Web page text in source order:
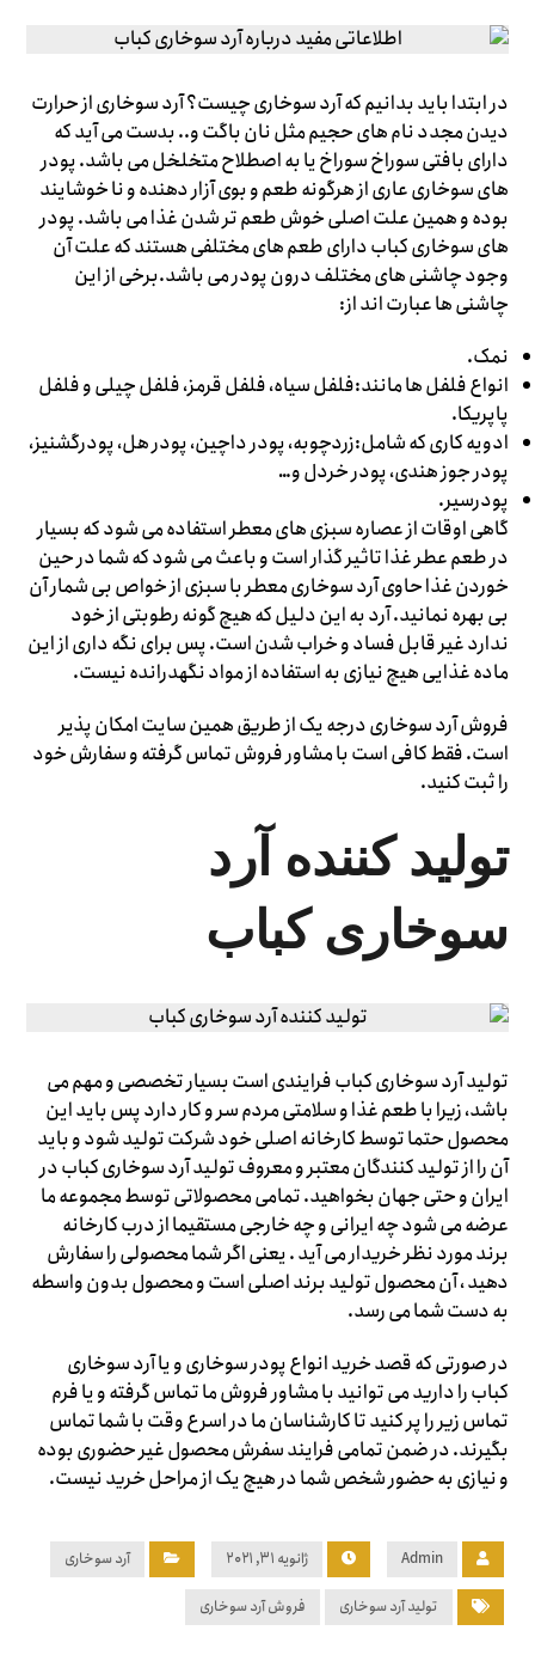
در ابتدا باید بدانیم که آرد سوخاری چیست؟ آرد سوخاری از حرارت
دیدن مجدد نام های حجیم مثل نان باگت و.. بدست می آید که
دارای بافتی سوراخ سوراخ یا به اصطلاح متخلخل می باشد. پودر
های سوخاری عاری از هرگونه طعم و بوی آزار دهنده و نا خوشایند
بوده و همین علت اصلی خوش طعم تر شدن غذا می باشد. پودر
های سوخاری کباب دارای طعم های مختلفی هستند که علت آن
وجود چاشنی های مختلف درون پودر می باشد.برخی از این
چاشنی ها عبارت اند از:
نمک.
انواع فلفل ها مانند:فلفل سیاه، فلفل قرمز، فلفل چیلی و فلفل
پاپریکا.
ادویه کاری که شامل:زردچوبه، پودر داچین، پودر هل، پودرگشنیز،
پودر جوز هندی، پودر خردل و…
پودرسیر.
گاهی اوقات از عصاره سبزی های معطر استفاده می شود که بسیار
در طعم عطر غذا تاثیر گذار است و باعث می شود که شما در حین
خوردن غذا حاوی آرد سوخاری معطر با سبزی از خواص بی شمار آن
بی بهره نمانید. آرد به این دلیل که هیچ گونه رطوبتی از خود
ندارد غیر قابل فساد و خراب شدن است. پس برای نگه داری از این
ماده غذایی هیچ نیازی به استفاده از مواد نگهدرانده نیست.
فروش آرد سوخاری درجه یک از طریق همین سایت امکان پذیر
است. فقط کافی است با مشاور فروش تماس گرفته و سفارش خود
را ثبت کنید.
تولید کننده آرد
سوخاری کباب
تولید آرد سوخاری کباب فرایندی است بسیار تخصصی و مهم می
باشد، زیرا با طعم غذا و سلامتی مردم سر و کار دارد پس باید این
محصول حتما توسط کارخانه اصلی خود شرکت تولید شود و باید
آن را از تولید کنندگان معتبر و معروف تولید آرد سوخاری کباب در
ایران و حتی جهان بخواهید. تمامی محصولاتی توسط مجموعه ما
عرضه می شود چه ایرانی و چه خارجی مستقیما از درب کارخانه
برند مورد نظر خریدار می آید . یعنی اگر شما محصولی را سفارش
دهید ، آن محصول تولید برند اصلی است و محصول بدون واسطه
به دست شما می رسد.
در صورتی که قصد خرید انواع پودر سوخاری و یا آرد سوخاری
کباب را دارید می توانید با مشاور فروش ما تماس گرفته و یا فرم
تماس زیر را پر کنید تا کارشناسان ما در اسرع وقت با شما تماس
بگیرند. در ضمن تمامی فرایند سفرش محصول غیر حضوری بوده
و نیازی به حضور شخص شما در هیچ یک از مراحل خرید نیست.
Admin ژانویه ۳۱, ۲۰۲۱ آرد سوخاری
تولید آرد سوخاری فروش آرد سوخاری